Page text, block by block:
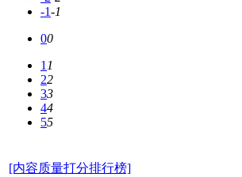
-1-1
00
11
22
33
44
55
[内容质量打分排行榜]